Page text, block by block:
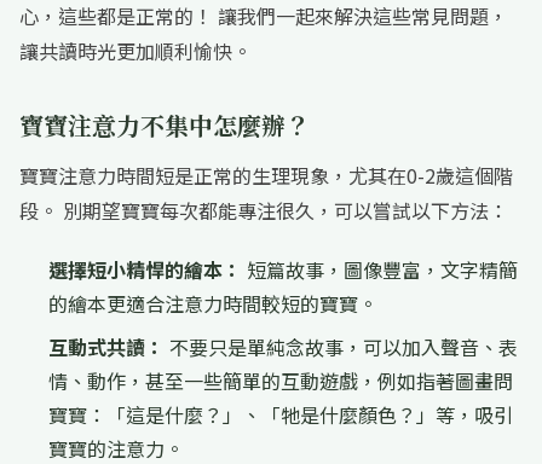
心，這些都是正常的！ 讓我們一起來解決這些常見問題，
讓共讀時光更加順利愉快。
寶寶注意力不集中怎麼辦？
寶寶注意力時間短是正常的生理現象，尤其在0-2歲這個階
段。 別期望寶寶每次都能專注很久，可以嘗試以下方法：
選擇短小精悍的繪本： 短篇故事，圖像豐富，文字精簡
的繪本更適合注意力時間較短的寶寶。
互動式共讀： 不要只是單純念故事，可以加入聲音、表
情、動作，甚至一些簡單的互動遊戲，例如指著圖畫問
寶寶：「這是什麼？」、「牠是什麼顏色？」等，吸引
寶寶的注意力。